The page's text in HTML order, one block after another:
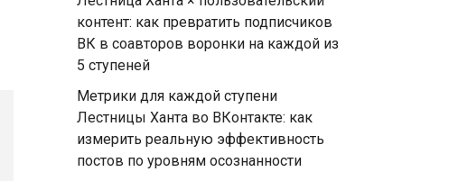
контент: как превратить подписчиков
ВК в соавторов воронки на каждой из
5 ступеней
Метрики для каждой ступени
Лестницы Ханта во ВКонтакте: как
измерить реальную эффективность
постов по уровням осознанности